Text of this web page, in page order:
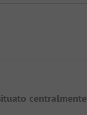
centralmente